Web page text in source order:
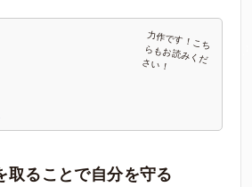
取ることで自分を守る